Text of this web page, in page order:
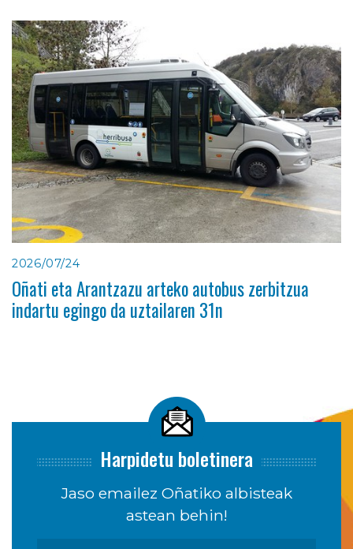
2026/07/24
Oñati eta Arantzazu arteko autobus zerbitzua
indartu egingo da uztailaren 31n
Harpidetu boletinera
Jaso emailez Oñatiko albisteak
astean behin!